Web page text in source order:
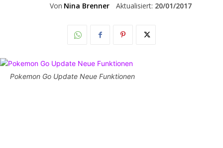
Von Nina Brenner Aktualisiert: 20/01/2017
Pokemon Go Update Neue Funktionen